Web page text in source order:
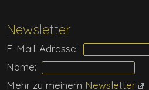
Newsletter
E-Mail-Adresse:
Name:
Mehr zu meinem Newsletter .